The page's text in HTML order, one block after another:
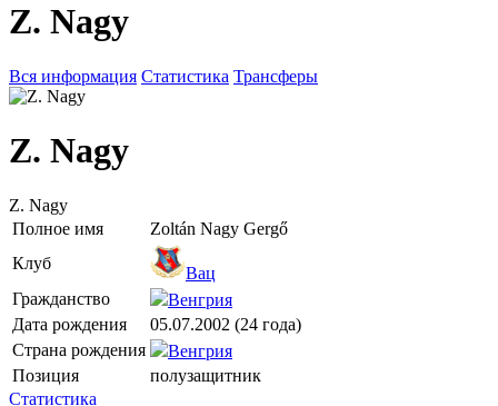
Z. Nagy
Вся информация Статистика Трансферы
Z. Nagy
Z. Nagy
Полное имя
Zoltán Nagy Gergő
Клуб
Вац
Гражданство
Венгрия
Дата рождения
05.07.2002 (24 года)
Страна рождения
Венгрия
Позиция
полузащитник
Статистика